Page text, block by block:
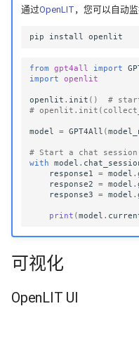
通过OpenLIT ，您可以自动
pip install
from gpt4all import
import
openlit
openlit . init ()
#
#
model = GPT4All (
# Start a chat session
with
model .
response1
= model .
response2
= model .
response3
= model .
print (model .
可视化
OpenLIT UI